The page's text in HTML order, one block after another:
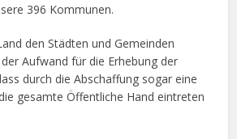
396 Kommunen.
den Städten und Gemeinden
Aufwand für die Erhebung der
durch die Abschaffung sogar eine
gesamte Öffentliche Hand eintreten